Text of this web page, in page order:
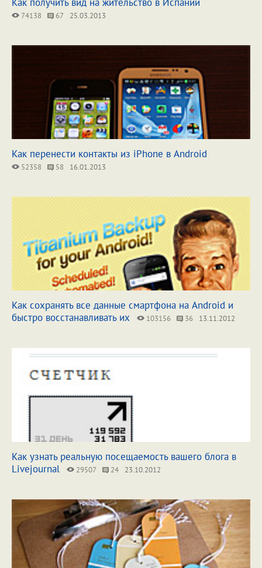
74138 67 25.03.2013
Как перенести контакты из iPhone в Android
52358 58 16.01.2013
Как сохранять все данные смартфона на Android и
быстро восстанавливать их
103156 36 13.11.2012
Как узнать реальную посещаемость вашего блога в
Livejournal
29507 24 23.10.2012